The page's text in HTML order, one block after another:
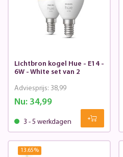
Lichtbron kogel Hue - E14 -
6W - White set van 2
Nu:34,99
Adviesprijs: 38,99
3 - 5 werkdagen
13.65%